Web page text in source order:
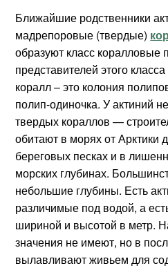
Ближайшие родственники
мадрепоровые (твердые)
образуют класс
представителей этого
коралл – это колония
полип-одиночка.У актиний
твердых кораллов —
обитают в морях от Арктики
береговых песках и в
морских глубинах.
небольшие глубины. Есть
различимые под водой, а
шириной и высотой в метр.
значения не имеют, но в
вылавливают живьем для